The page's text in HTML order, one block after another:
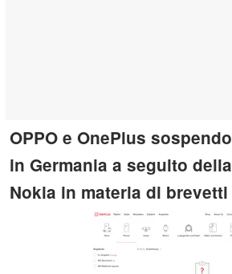
OPPO e OnePlus
in Germania a seguito
Nokia in materia di brevetti